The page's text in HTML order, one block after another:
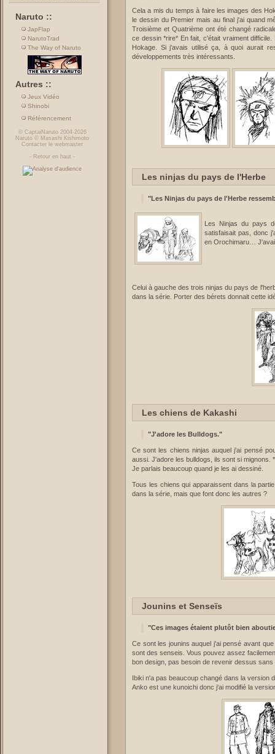
Naruto ::
JapFlap
NarutoTrad
The Way of Naruto
Autres ::
Jeux Vidéo
Shinobi
Référencement
© CaptaiNaruto2004-2026
Naruto © Masashi Kishimoto
Contacter le webmaster
- Retour en haut -
Cela a mis du temps à faire les images des
le dessin du Premier mais au final j'ai quand
Troisième et Quatrième ont été changé
ce dessin *rire* En fait, c'était vraiment
Hokage. Si j'avais utilisé ça, à quoi aurait
développements très intéressants.
Les ninjas du pays de l'Herbe
"Les Ninjas du pays de l'Herbe
Les Ninjas du pays
satisfaisait pas, donc
en Orochimaru…
Celui à gauche des trois ninjas du pays de
dans la série. Porter des bérets donnait cette
Les chiens de Kakashi
"J'adore les Bulldogs."
Ce sont les chiens ninjas auquel j'ai pensé
aussi. J'adore les bulldogs, ils sont si mignons.
Je parlais beaucoup quand je les ai dessiné.
Tous les chiens qui apparaissent dans la
dans la série, mais que font donc les autres ?
Jounins et Senseïs
"Ces images étaient plutôt bien
Ce sont les jounins auquel j'ai pensé avant
sont des senseis. Vous pouvez assez
bon design, pas besoin de revenir dessus
Ibiki n'a pas beaucoup changé dans la version
Anko est une kunoichi donc j'ai modifié la